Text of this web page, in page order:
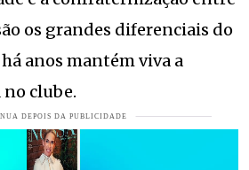
os grandes diferenciais do
anos mantém viva a
clube.